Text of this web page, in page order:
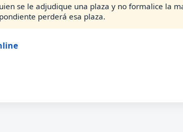
se le adjudique una plaza y no formalice la
perderá esa plaza.